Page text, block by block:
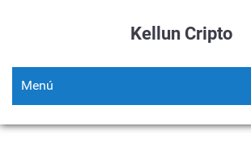
Kellun Cripto
Menú